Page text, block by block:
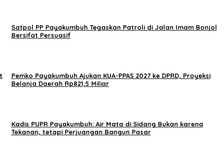
Satpol PP Payakumbuh Tegaskan Patroli di Jalan Imam Bonjol
Bersifat Persuasif
Pemko Payakumbuh Ajukan KUA-PPAS 2027 ke DPRD, Proyeksi
Belanja Daerah Rp821,5 Miliar
Kadis PUPR Payakumbuh: Air Mata di Sidang Bukan karena
Tekanan, tetapi Perjuangan Bangun Pasar